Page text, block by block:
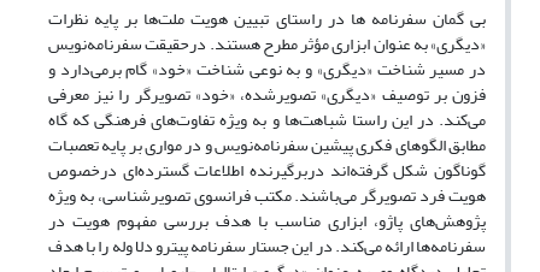
بی گمان سفرنامه ها در راستای تبیین هویت ملت‌ها بر پایه نظرات
«دیگری» به عنوان ابزاری مؤثر مطرح هستند. درحقیقت سفرنامه‌نویس
در مسیر شناخت «دیگری» و به نوعی شناخت «خود» گام برمی‌دارد و
فزون بر توصیف «دیگری» تصویرشده، «خود» تصویرگر را نیز معرفی
می‌کند. در این راستا شباهت‌ها و به ویژه تفاوت‌های فرهنگی که گاه
مطابق الگوهای فکری پیشین سفرنامه‌نویس و در مواری بر پایه تعصبات
گوناگون شکل گرفته‌اند دربرگیرنده اطلاعات گسترده‌ای درخصوص
هویت فرد تصویرگر می‌باشند. مکتب فرانسوی تصویرشناسی، به ویژه
پژوهش‌های پاژو، ابزاری مناسب با هدف بررسی مفهوم هویت در
سفرنامه‌ها ارائه می‌کند. در این جستار سفرنامه پیترو دلا وله را با هدف